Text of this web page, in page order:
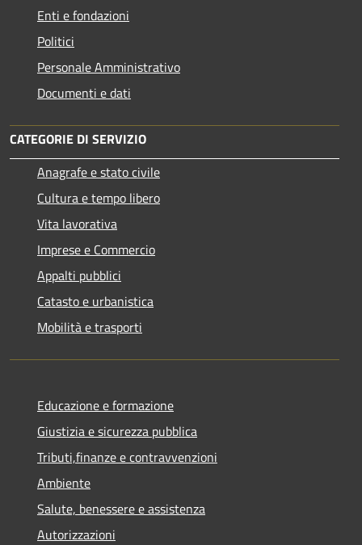
Enti e fondazioni
Politici
Personale Amministrativo
Documenti e dati
CATEGORIE DI SERVIZIO
Anagrafe e stato civile
Cultura e tempo libero
Vita lavorativa
Imprese e Commercio
Appalti pubblici
Catasto e urbanistica
Mobilità e trasporti
Educazione e formazione
Giustizia e sicurezza pubblica
Tributi,finanze e contravvenzioni
Ambiente
Salute, benessere e assistenza
Autorizzazioni